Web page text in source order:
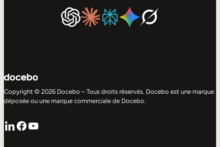
Copyright © 2026 Docebo – Tous droits réservés. Docebo est une marque
déposée ou une marque commerciale de Docebo.
LinkedIn
Facebook
YouTube